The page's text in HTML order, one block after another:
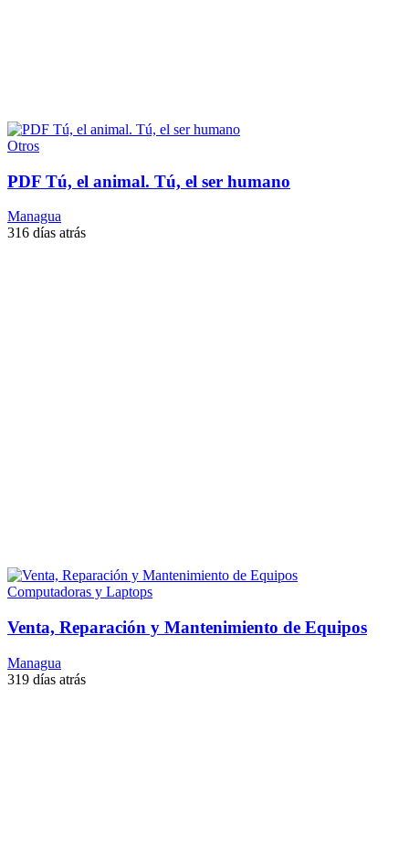
Otros
PDF Tú, el animal. Tú, el ser humano
Managua
316 días atrás
Computadoras y Laptops
Venta, Reparación y Mantenimiento de Equipos
Managua
319 días atrás